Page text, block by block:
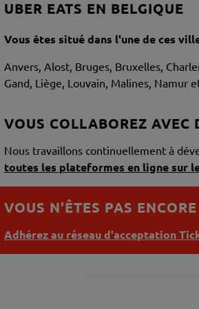
UBER EATS EN BELGIQUE
Vous êtes situé dans l'une de ces
Anvers, Alost, Bruges, Bruxelles,
Gand, Liège, Louvain, Malines, Namur
VOUS COLLABOREZ AVEC
Nous travaillons continuellement à
toutes les plateformes en ligne sur
VOUS N'ÊTES PAS
Adhérez au réseau d'acceptation